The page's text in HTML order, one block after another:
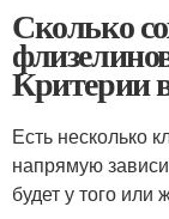
Сколько
Критерии
Есть несколько
напрямую
будет у того или